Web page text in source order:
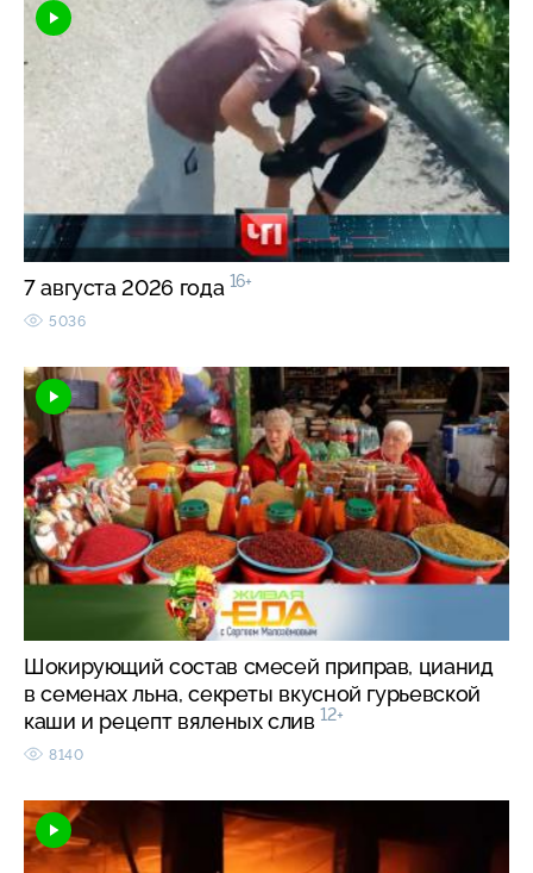
7 августа 2026 года 16+
5036
Шокирующий состав смесей приправ, цианид
в семенах льна, секреты вкусной гурьевской
каши и рецепт вяленых слив 12+
8140